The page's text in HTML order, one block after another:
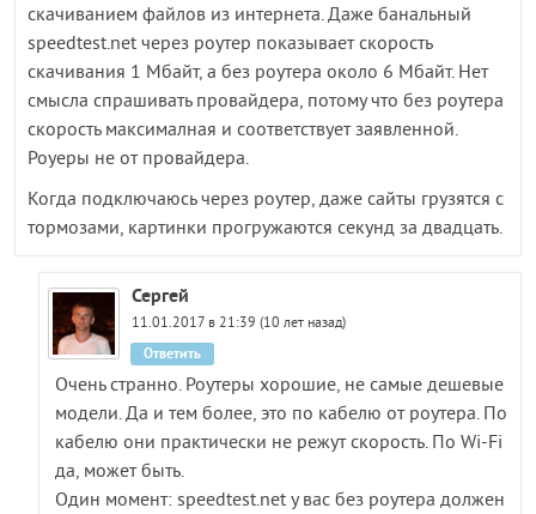
скачиванием файлов из интернета. Даже банальный
speedtest.net через роутер показывает скорость
скачивания 1 Мбайт, а без роутера около 6 Мбайт. Нет
смысла спрашивать провайдера, потому что без роутера
скорость максималная и соответствует заявленной.
Роуеры не от провайдера.
Когда подключаюсь через роутер, даже сайты грузятся с
тормозами, картинки прогружаются секунд за двадцать.
Сергей
11.01.2017 в 21:39 (10 лет назад)
Очень странно. Роутеры хорошие, не самые дешевые
модели. Да и тем более, это по кабелю от роутера. По
кабелю они практически не режут скорость. По Wi-Fi
да, может быть.
Один момент: speedtest.net у вас без роутера должен
Ответить